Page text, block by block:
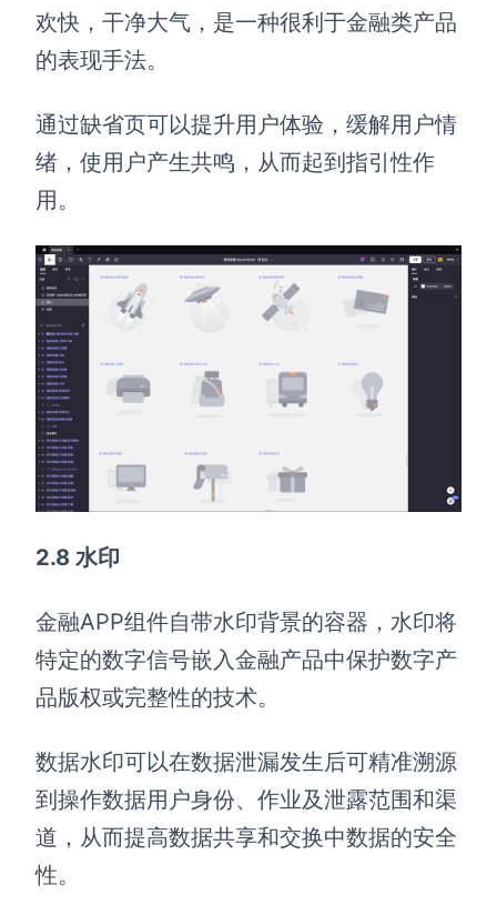
欢快，干净大气，是一种很利于金融类产品
的表现手法。
通过缺省页可以提升用户体验，缓解用户情
绪，使用户产生共鸣，从而起到指引性作
用。
2.8 水印
金融APP组件自带水印背景的容器，水印将
特定的数字信号嵌入金融产品中保护数字产
品版权或完整性的技术。
数据水印可以在数据泄漏发生后可精准溯源
到操作数据用户身份、作业及泄露范围和渠
道，从而提高数据共享和交换中数据的安全
性。